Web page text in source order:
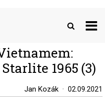
1965 (3)
Jan Kozák 02.09.2021